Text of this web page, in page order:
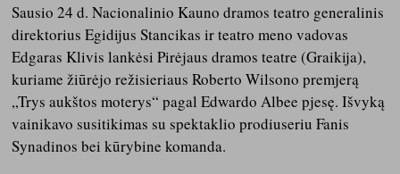
Sausio 24 d. Nacionalinio Kauno dramos teatro generalinis
direktorius Egidijus Stancikas ir teatro meno vadovas
Edgaras Klivis lankėsi Pirėjaus dramos teatre (Graikija),
kuriame žiūrėjo režisieriaus Roberto Wilsono premjerą
„Trys aukštos moterys“ pagal Edwardo Albee pjesę. Išvyką
vainikavo susitikimas su spektaklio prodiuseriu Fanis
Synadinos bei kūrybine komanda.